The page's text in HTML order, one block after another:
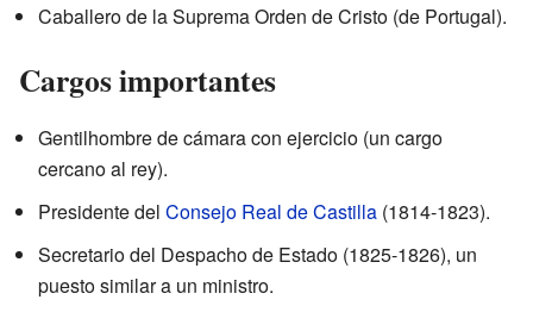
Caballero de la Suprema Orden de Cristo (de Portugal).
Cargos importantes
Gentilhombre de cámara con ejercicio (un cargo
cercano al rey).
Presidente del Consejo Real de Castilla (1814-1823).
Secretario del Despacho de Estado (1825-1826), un
puesto similar a un ministro.